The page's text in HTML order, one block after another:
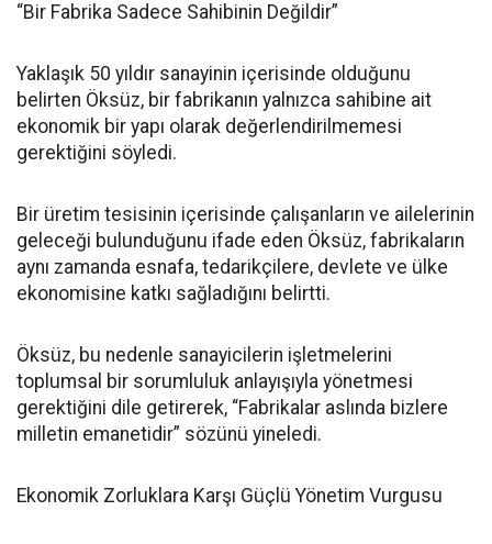
“Bir Fabrika Sadece Sahibinin Değildir”
Yaklaşık 50 yıldır sanayinin içerisinde olduğunu
belirten Öksüz, bir fabrikanın yalnızca sahibine ait
ekonomik bir yapı olarak değerlendirilmemesi
gerektiğini söyledi.
Bir üretim tesisinin içerisinde çalışanların ve ailelerinin
geleceği bulunduğunu ifade eden Öksüz, fabrikaların
aynı zamanda esnafa, tedarikçilere, devlete ve ülke
ekonomisine katkı sağladığını belirtti.
Öksüz, bu nedenle sanayicilerin işletmelerini
toplumsal bir sorumluluk anlayışıyla yönetmesi
gerektiğini dile getirerek, “Fabrikalar aslında bizlere
milletin emanetidir” sözünü yineledi.
Ekonomik Zorluklara Karşı Güçlü Yönetim Vurgusu